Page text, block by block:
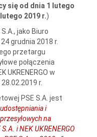
się od dnia 1 lutego
2019 r.)
jako Biuro
grudnia 2018 r.
przetargu
połączenia
UKRENERGO w
r.
PSE S.A. jest
i
na
i NEK UKRENERGO